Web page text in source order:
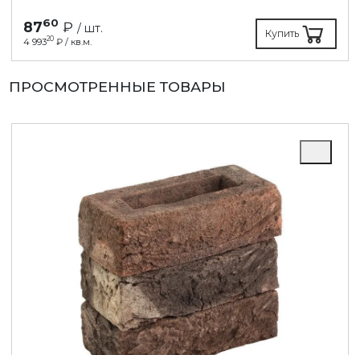
8760 ₽ / шт.
4 99320 ₽ / кв.м.
Купить
ПРОСМОТРЕННЫЕ ТОВАРЫ